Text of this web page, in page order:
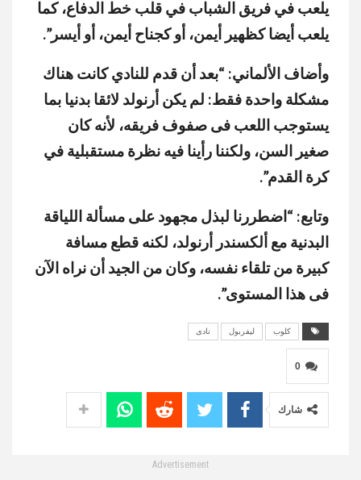
يلعب في فريق الشباب في قلب خط الدفاع، كما
يلعب أيضا كظهير أيمن، أو كجناح أيمن، أو أيسر”.
وأضاف الألماني: “بعد أن قدم للنادي كانت هناك
مشكلة واحدة فقط: لم يكن أرنولد لائقا بدنيا بما
يستوجب اللعب فى صفوف فريقه، لأنه كان
صغير السن، ولكننا رأينا فيه نظرة مستقبلية في
كرة القدم”.
وتابع: “اضطررنا لبذل مجهود على مسألة اللياقة
البدنية مع ألكسندر أرنولد، لكنه قطع مسافة
كبيرة من تلقاء نفسه، وكان من الجيد أن نراه الآن
فى هذا المستوى”.
كلوب ليفربول نادى
0
شارك
Advertisement